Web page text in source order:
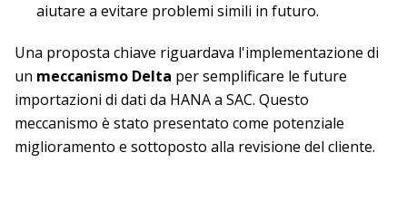
aiutare a evitare problemi simili in futuro.
Una proposta chiave riguardava l'implementazione di
un meccanismo Delta per semplificare le future
importazioni di dati da HANA a SAC. Questo
meccanismo è stato presentato come potenziale
miglioramento e sottoposto alla revisione del cliente.